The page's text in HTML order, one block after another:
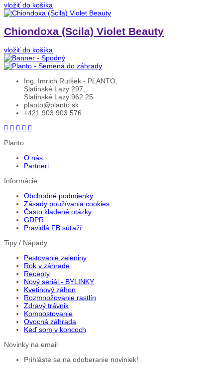
vložiť do košíka
Chiondoxa (Scila) Violet Beauty
vložiť do košíka
Ing. Imrich Rutšek - PLANTO,
Slatinské Lazy 297,
Slatinské Lazy 962 25
planto@planto.sk
+421 903 903 576
Planto
O nás
Partneri
Informácie
Obchodné podmienky
Zásady používania cookies
Často kladené otázky
GDPR
Pravidlá FB súťaží
Tipy / Nápady
Pestovanie zeleniny
Rok v záhrade
Recepty
Nový seriál - BYLINKY
Kvetinový záhon
Rozmnožovanie rastlín
Zdravý trávnik
Kompostovanie
Ovocná záhrada
Keď som v koncoch
Novinky na email
Prihláste sa na odoberanie noviniek!